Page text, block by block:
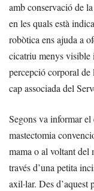
amb conservació de
en les quals està
robòtica ens ajuda a
cicatriu menys visible
percepció corporal
cap associada del
Segons va informar
mastectomia
mama o al voltant del
través d’una petita
axil·lar. Des